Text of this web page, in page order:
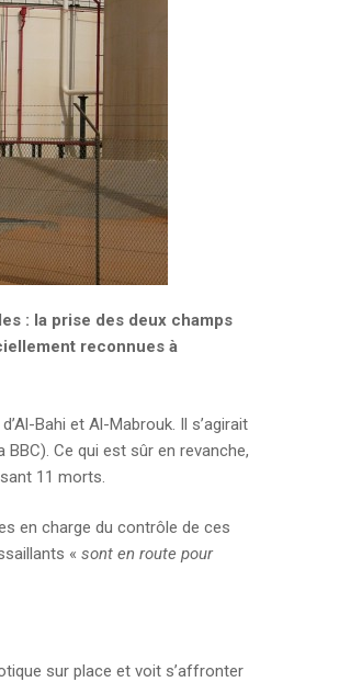
: la prise des deux champs
reconnues à
Bahi et Al-Mabrouk. Il s’agirait
BBC). Ce qui est sûr en revanche,
11 morts.
en charge du contrôle de ces
«sont en route pour
sur place et voit s’affronter